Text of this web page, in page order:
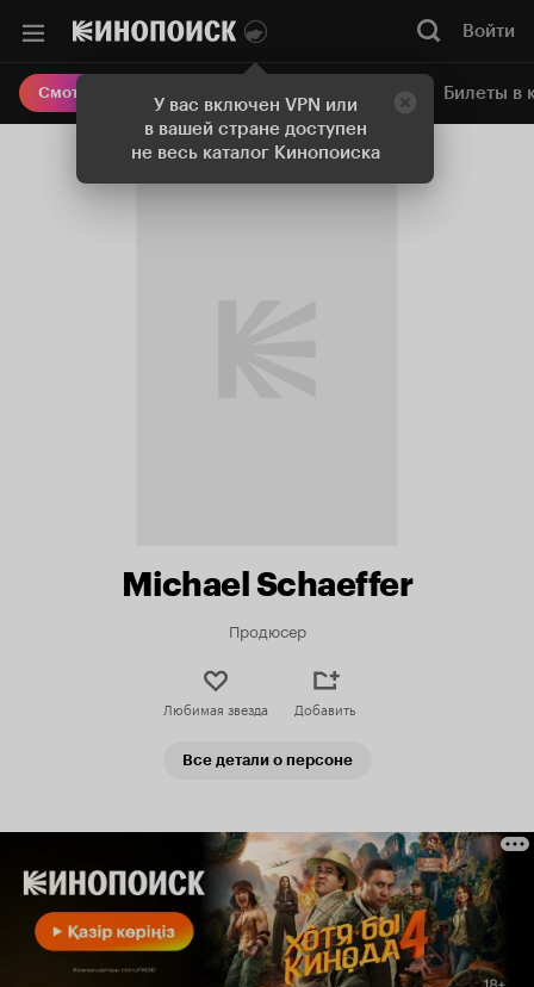
У вас включен VPN или
в вашей стране доступен
не весь каталог Кинопоиска
Войти
Смотреть кино Онлайн-кинотеатр Билеты в
Michael Schaeffer
Продюсер
Любимая звезда Добавить
Все детали о персоне